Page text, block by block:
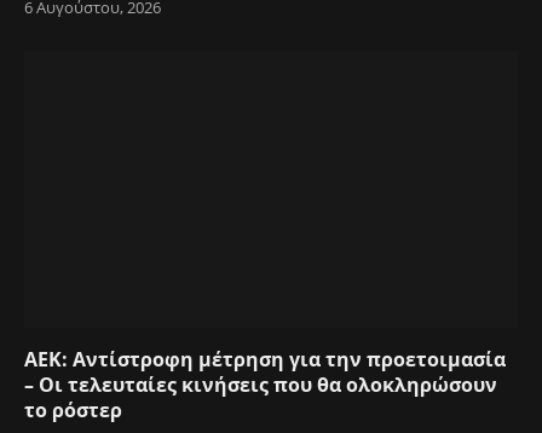
6 Αυγούστου, 2026
ΑΕΚ: Αντίστροφη μέτρηση για την προετοιμασία
– Οι τελευταίες κινήσεις που θα ολοκληρώσουν
το ρόστερ